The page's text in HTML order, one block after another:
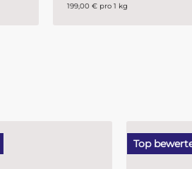
199,00 € pro 1 kg